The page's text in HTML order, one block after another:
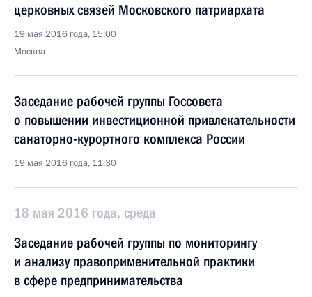
церковных связей Московского патриархата
19 мая 2016 года, 15:00
Москва
Заседание рабочей группы Госсовета
о повышении инвестиционной привлекательности
санаторно-курортного комплекса России
19 мая 2016 года, 11:30
18 мая 2016 года, среда
Заседание рабочей группы по мониторингу
и анализу правоприменительной практики
в сфере предпринимательства